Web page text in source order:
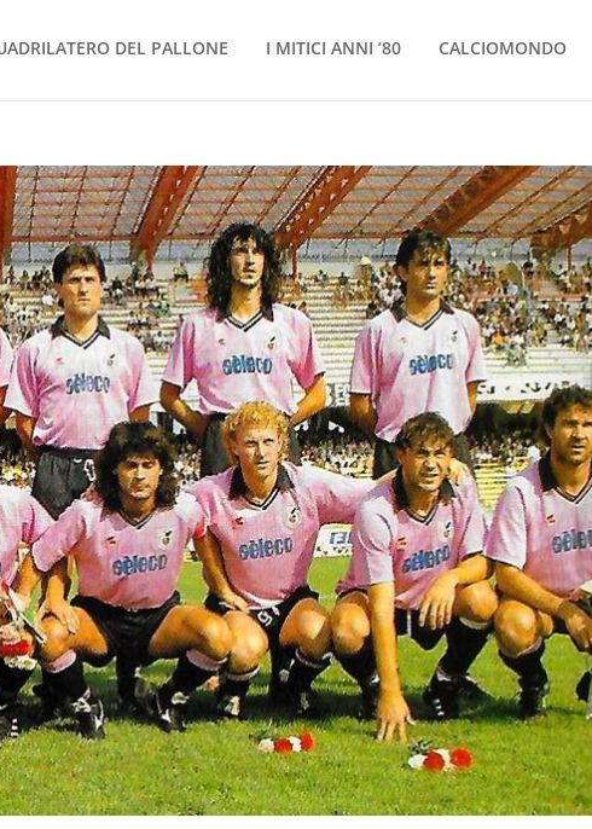
DEL PALLONE I MITICI ANNI ’80 CALCIOMONDO